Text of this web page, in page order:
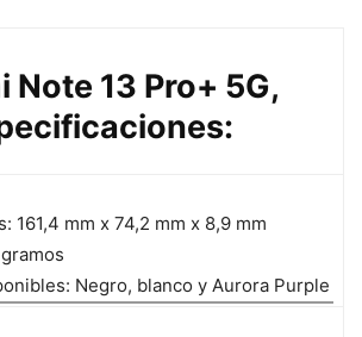
Note 13 Pro+ 5G,
161,4 mm x 74,2 mm x 8,9 mm
Negro, blanco y Aurora Purple